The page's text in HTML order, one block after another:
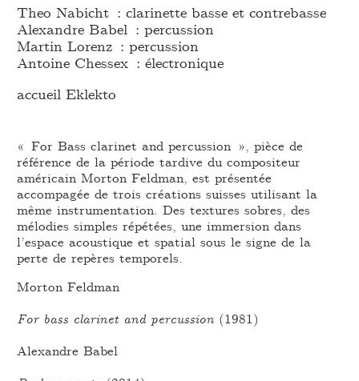
Theo Nabicht : clarinette basse et contrebasse
Alexandre Babel : percussion
Martin Lorenz : percussion
Antoine Chessex : électronique
accueil Eklekto
« For Bass clarinet and percussion », pièce de
référence de la période tardive du compositeur
américain Morton Feldman, est présentée
accompagée de trois créations suisses utilisant la
même instrumentation. Des textures sobres, des
mélodies simples répétées, une immersion dans
l’espace acoustique et spatial sous le signe de la
perte de repères temporels.
Morton Feldman
For bass clarinet and percussion (1981)
Alexandre Babel